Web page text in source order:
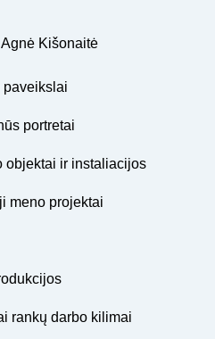
Kišonaitė
paveikslai
portretai
objektai ir instaliacijos
meno projektai
rankų darbo kilimai